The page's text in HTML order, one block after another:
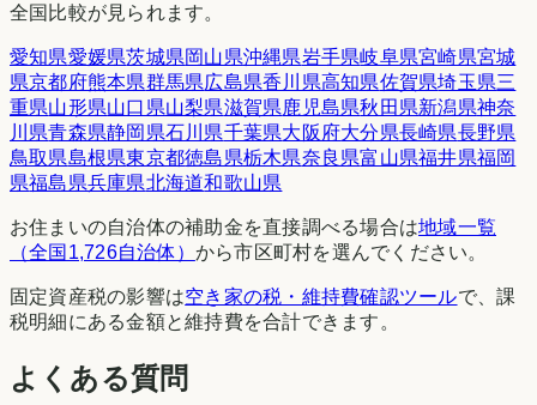
全国比較が見られます。
愛知県愛媛県茨城県岡山県沖縄県岩手県岐阜県宮崎県宮城
県京都府熊本県群馬県広島県香川県高知県佐賀県埼玉県三
重県山形県山口県山梨県滋賀県鹿児島県秋田県新潟県神奈
川県青森県静岡県石川県千葉県大阪府大分県長崎県長野県
鳥取県島根県東京都徳島県栃木県奈良県富山県福井県福岡
県福島県兵庫県北海道和歌山県
お住まいの自治体の補助金を直接調べる場合は地域一覧
（全国1,726自治体） から市区町村を選んでください。
固定資産税の影響は空き家の税・維持費確認ツールで、課
税明細にある金額と維持費を合計できます。
よくある質問